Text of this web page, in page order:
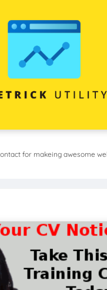
for makeing awesome